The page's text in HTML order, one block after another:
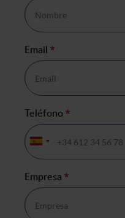
Email *
Teléfono*
Empresa *